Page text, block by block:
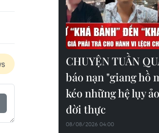
CHUYỆN TUẦN
báo nạn "giang hồ
kéo những hệ lụy
đời thực
08/08/2026 04:00